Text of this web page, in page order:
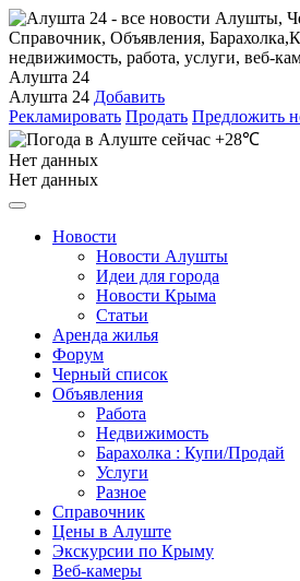
Алушта 24
Алушта 24 Добавить
Рекламировать Продать Предложить
+28℃
Нет данных
Нет данных
Новости
Новости Алушты
Идеи для города
Новости Крыма
Статьи
Аренда жилья
Форум
Черный список
Объявления
Работа
Недвижимость
Барахолка : Купи/Продай
Услуги
Разное
Справочник
Цены в Алуште
Экскурсии по Крыму
Веб-камеры